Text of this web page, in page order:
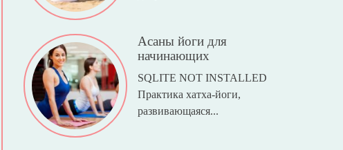
Асаны йоги для
начинающих
SQLITE NOT INSTALLED
Практика хатха-йоги,
развивающаяся...